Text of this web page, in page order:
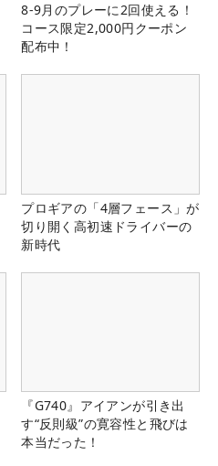
8-9月のプレーに2回使える！
コース限定2,000円クーポン
配布中！
プロギアの「4層フェース」が
切り開く高初速ドライバーの
新時代
『G740』アイアンが引き出
す“反則級”の寛容性と飛びは
本当だった！